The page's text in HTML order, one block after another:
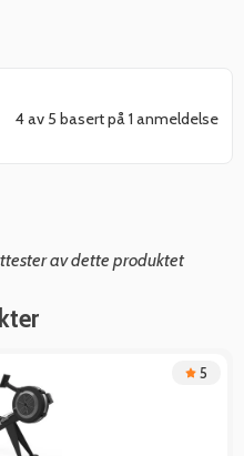
4 av 5 basert på 1 anmeldelse
av dette produktet
5